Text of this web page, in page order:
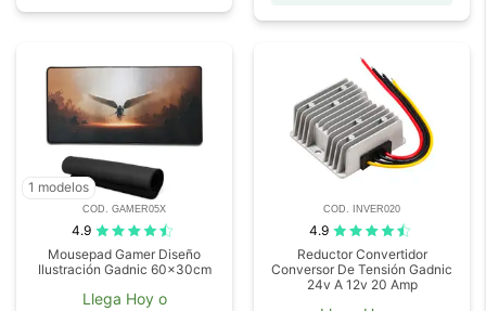
1 modelos
COD. GAMER05X
4.9
Mousepad Gamer Diseño
Ilustración Gadnic 60x30cm
Llega Hoy o
COD. INVER020
4.9
Reductor Convertidor
Conversor De Tensión Gadnic
24v A 12v 20 Amp